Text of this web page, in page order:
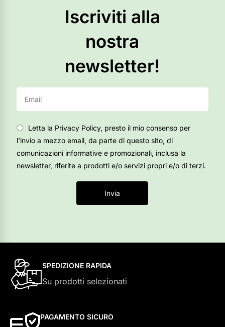
Iscriviti alla
nostra
newsletter!
Letta la Privacy Policy, presto il mio consenso per
l’invio a mezzo email, da parte di questo sito, di
comunicazioni informative e promozionali, inclusa la
newsletter, riferite a prodotti e/o servizi propri e/o di terzi.
Invia
SPEDIZIONE RAPIDA
Su prodotti selezionati
PAGAMENTO SICURO